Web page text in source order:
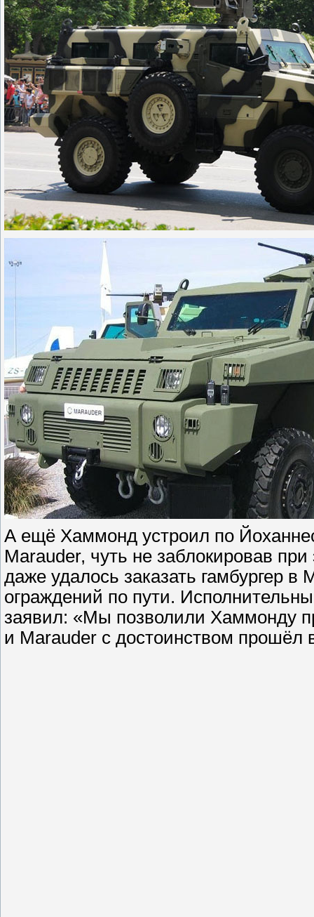
А ещё Хаммонд устроил по
Marauder, чуть не заблокировав
даже удалось заказать гамбургер в
ограждений по пути.
заявил: «Мы позволили Хаммонду
и Marauder с достоинством прошёл